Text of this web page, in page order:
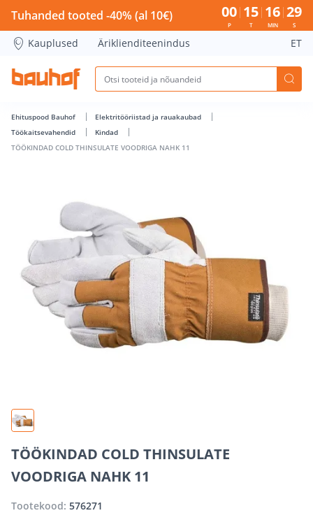
TÖÖKINDAD COLD THINSULATE VOODRIGA NAHK 11 -
Tuhanded tooted -40% (al 10€) 00
P
15
T
16
MIN
28
S
Kauplused Äriklienditeenindus ET
Ehituspood Bauhof
Elektritööriistad ja rauakaubad
Töökaitsevahendid
Kindad
TÖÖKINDAD COLD THINSULATE VOODRIGA NAHK 11
TÖÖKINDAD COLD THINSULATE
VOODRIGA NAHK 11
Tootekood: 576271